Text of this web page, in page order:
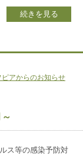
続きを見る
ピアからのお知らせ
ス等の感染予防対